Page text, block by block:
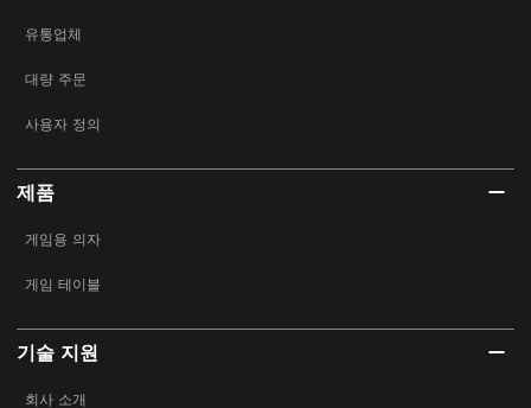
유통업체
대량 주문
사용자 정의
제품
게임용 의자
게임 테이블
기술 지원
회사 소개